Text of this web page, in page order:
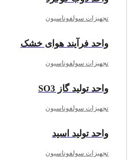
تجهیزات سولفوناسیون
واحد فرآیند هوای خشک
تجهیزات سولفوناسیون
واحد تولید گاز SO3
تجهیزات سولفوناسیون
واحد تولید اسید
تجهیزات سولفوناسیون